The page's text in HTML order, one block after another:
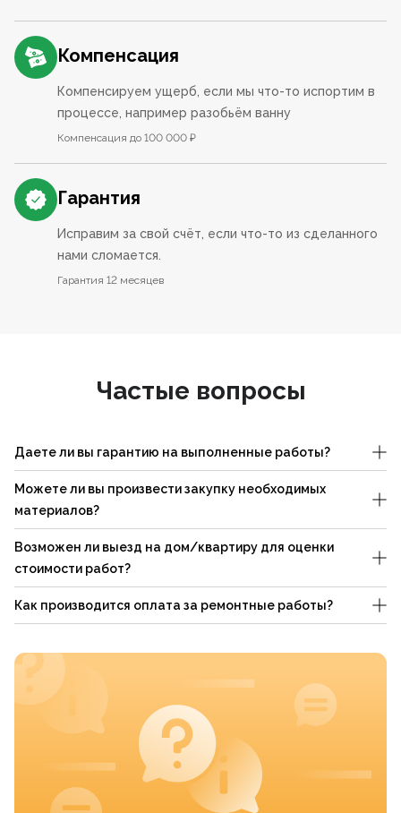
Компенсация
Компенсируем ущерб, если мы что-то испортим в
процессе, например разобьём ванну
Компенсация до 100 000 ₽
Гарантия
Исправим за свой счёт, если что-то из сделанного
нами сломается.
Гарантия 12 месяцев
Частые вопросы
Даете ли вы гарантию на выполненные работы?
Можете ли вы произвести закупку необходимых
материалов?
Возможен ли выезд на дом/квартиру для оценки
стоимости работ?
Как производится оплата за ремонтные работы?